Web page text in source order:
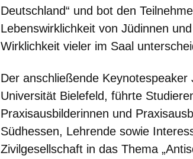
Deutschland“ und bot den
Lebenswirklichkeit von Jüdinnen
Wirklichkeit vieler im Saal
Der anschließende
Universität Bielefeld, führte
Praxisausbilderinnen und
Südhessen, Lehrende sowie
Zivilgesellschaft in das Thema